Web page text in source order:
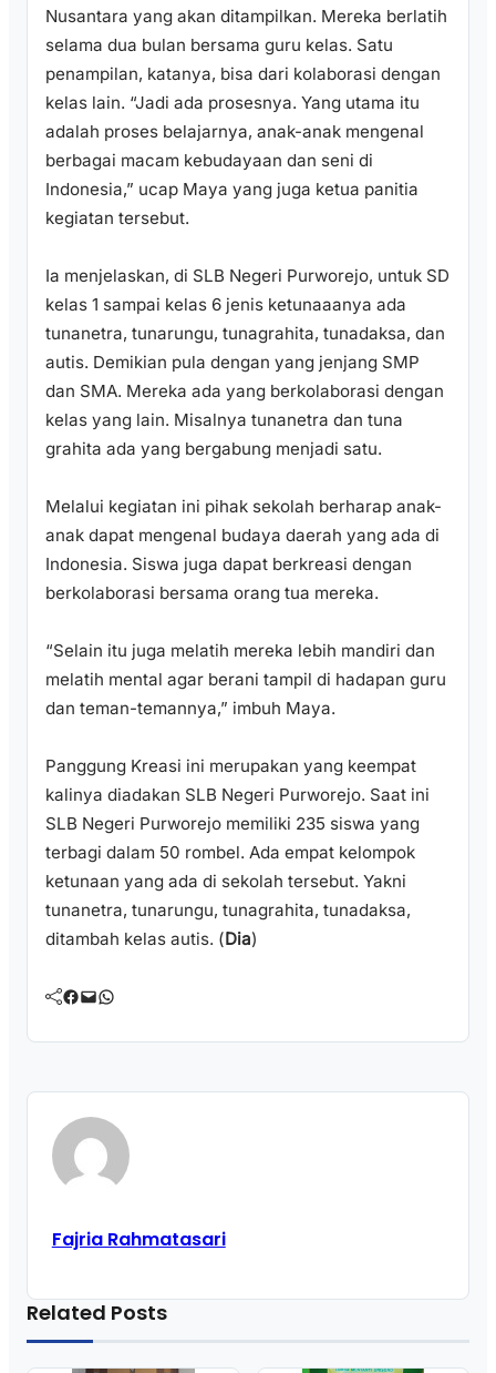
Nusantara yang akan ditampilkan. Mereka berlatih
selama dua bulan bersama guru kelas. Satu
penampilan, katanya, bisa dari kolaborasi dengan
kelas lain. “Jadi ada prosesnya. Yang utama itu
adalah proses belajarnya, anak-anak mengenal
berbagai macam kebudayaan dan seni di
Indonesia,” ucap Maya yang juga ketua panitia
kegiatan tersebut.
Ia menjelaskan, di SLB Negeri Purworejo, untuk SD
kelas 1 sampai kelas 6 jenis ketunaaanya ada
tunanetra, tunarungu, tunagrahita, tunadaksa, dan
autis. Demikian pula dengan yang jenjang SMP
dan SMA. Mereka ada yang berkolaborasi dengan
kelas yang lain. Misalnya tunanetra dan tuna
grahita ada yang bergabung menjadi satu.
Melalui kegiatan ini pihak sekolah berharap anak-
anak dapat mengenal budaya daerah yang ada di
Indonesia. Siswa juga dapat berkreasi dengan
berkolaborasi bersama orang tua mereka.
“Selain itu juga melatih mereka lebih mandiri dan
melatih mental agar berani tampil di hadapan guru
dan teman-temannya,” imbuh Maya.
Panggung Kreasi ini merupakan yang keempat
kalinya diadakan SLB Negeri Purworejo. Saat ini
SLB Negeri Purworejo memiliki 235 siswa yang
terbagi dalam 50 rombel. Ada empat kelompok
ketunaan yang ada di sekolah tersebut. Yakni
tunanetra, tunarungu, tunagrahita, tunadaksa,
ditambah kelas autis. (Dia)
Facebook Mail WhatsApp
Fajria Rahmatasari
Related Posts